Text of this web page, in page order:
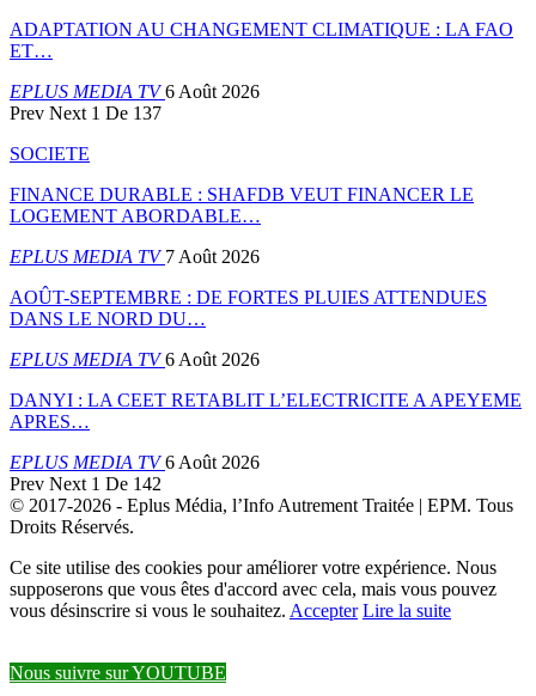
ADAPTATION AU CHANGEMENT CLIMATIQUE : LA FAO
ET…
EPLUS MEDIA TV6 Août 2026
Prev Next 1 De 137
SOCIETE
FINANCE DURABLE : SHAFDB VEUT FINANCER LE
LOGEMENT ABORDABLE…
EPLUS MEDIA TV7 Août 2026
AOÛT-SEPTEMBRE : DE FORTES PLUIES ATTENDUES
DANS LE NORD DU…
EPLUS MEDIA TV6 Août 2026
DANYI : LA CEET RETABLIT L’ELECTRICITE A APEYEME
APRES…
EPLUS MEDIA TV6 Août 2026
Prev Next 1 De 142
© 2017-2026 - Eplus Média, l’Info Autrement Traitée | EPM. Tous
Droits Réservés.
Ce site utilise des cookies pour améliorer votre expérience. Nous
supposerons que vous êtes d'accord avec cela, mais vous pouvez
vous désinscrire si vous le souhaitez. Accepter Lire la suite
Nous suivre sur YOUTUBE